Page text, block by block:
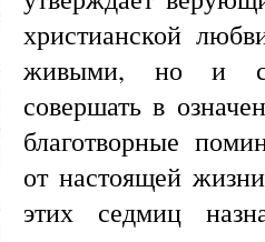
христианской
живыми, но и с
совершать в
благотворные
от настоящей
этих седмиц